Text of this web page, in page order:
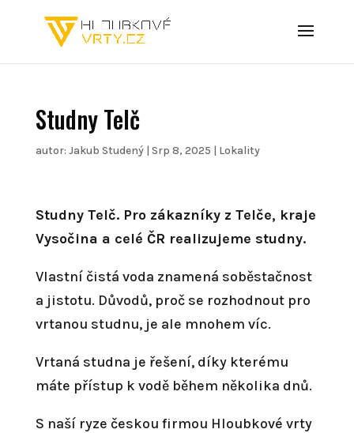
Studny Telč
autor: Jakub Studený| Srp 8, 2025 | Lokality
Studny Telč. Pro zákazníky z Telče, kraje
Vysočina a celé ČR realizujeme studny.
Vlastní čistá voda znamená soběstačnost
a jistotu. Důvodů, proč se rozhodnout pro
vrtanou studnu, je ale mnohem víc.
Vrtaná studna je řešení, díky kterému
máte přístup k vodě během několika dnů.
S naší ryze českou firmou Hloubkové vrty